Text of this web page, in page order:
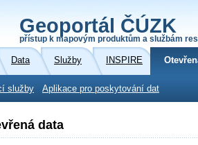
Geoportál ČÚZK
přístup k mapovým produktům a službám
Data Služby INSPIRE
služby Aplikace pro poskytování dat
data